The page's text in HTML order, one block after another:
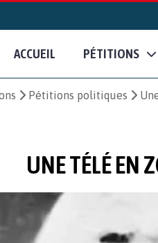
ACCUEIL PÉTITIONS
Pétitions politiques
UNE TÉLÉ EN